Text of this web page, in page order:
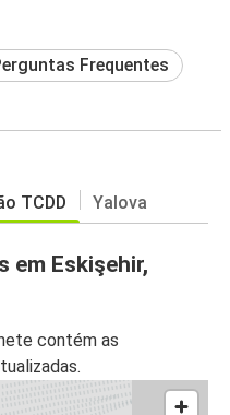
Frequentes
TCDD Yalova
em Eskişehir,
contém as